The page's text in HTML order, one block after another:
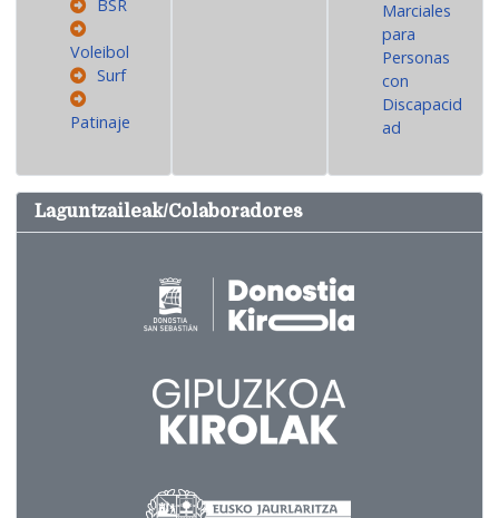
BSR
Voleibol
Surf
Patinaje
Marciales
para
Personas
con
Discapacid
ad
Laguntzaileak/Colaboradores